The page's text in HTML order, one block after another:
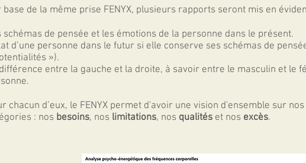
base de la même prise FENYX, plusieurs rapports seront mis en
schémas de pensée et les émotions de la personne dans le présent.
d’une personne dans le futur si elle conserve ses schémas de
»).
entre la gauche et la droite, à savoir entre le masculin et le
chacun d’eux, le FENYX permet d'avoir une vision d'ensemble sur
: nos besoins, nos limitations, nos qualités et nos excès.